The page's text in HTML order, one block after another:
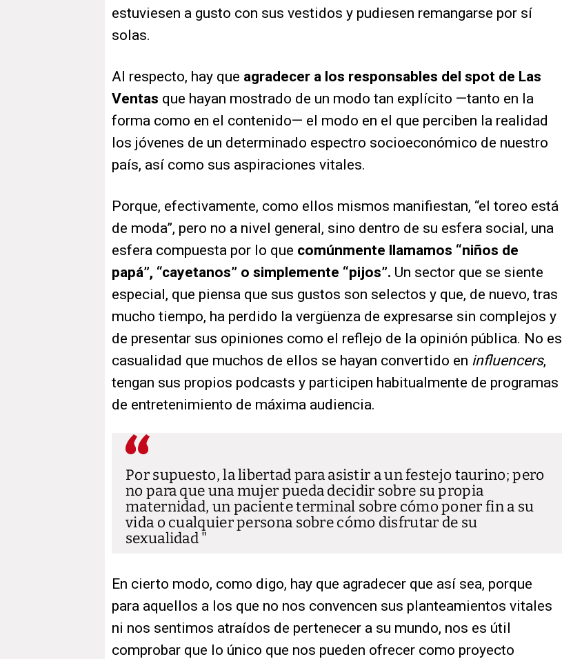
estuviesen a gusto con sus vestidos y pudiesen remangarse por sí
solas.
Al respecto, hay que agradecer a los responsables del spot de Las
Ventas que hayan mostrado de un modo tan explícito —tanto en la
forma como en el contenido— el modo en el que perciben la realidad
los jóvenes de un determinado espectro socioeconómico de nuestro
país, así como sus aspiraciones vitales.
Porque, efectivamente, como ellos mismos manifiestan, “el toreo está
de moda”, pero no a nivel general, sino dentro de su esfera social, una
esfera compuesta por lo que comúnmente llamamos “niños de
papá”, “cayetanos” o simplemente “pijos”. Un sector que se siente
especial, que piensa que sus gustos son selectos y que, de nuevo, tras
mucho tiempo, ha perdido la vergüenza de expresarse sin complejos y
de presentar sus opiniones como el reflejo de la opinión pública. No es
casualidad que muchos de ellos se hayan convertido en influencers,
tengan sus propios podcasts y participen habitualmente de programas
de entretenimiento de máxima audiencia.
Por supuesto, la libertad para asistir a un festejo taurino; pero
no para que una mujer pueda decidir sobre su propia
maternidad, un paciente terminal sobre cómo poner fin a su
vida o cualquier persona sobre cómo disfrutar de su
sexualidad
En cierto modo, como digo, hay que agradecer que así sea, porque
para aquellos a los que no nos convencen sus planteamientos vitales
ni nos sentimos atraídos de pertenecer a su mundo, nos es útil
comprobar que lo único que nos pueden ofrecer como proyecto